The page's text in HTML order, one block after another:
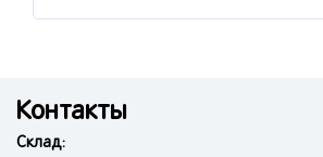
Контакты
Склад: